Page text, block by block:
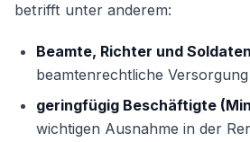
betrifft unter anderem:
Beamte, Richter und Soldaten
beamtenrechtliche
geringfügig Beschäftigte
wichtigen Ausnahme in der